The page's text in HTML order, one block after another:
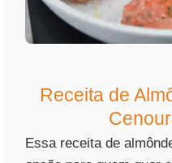
Receita de
Essa receita de